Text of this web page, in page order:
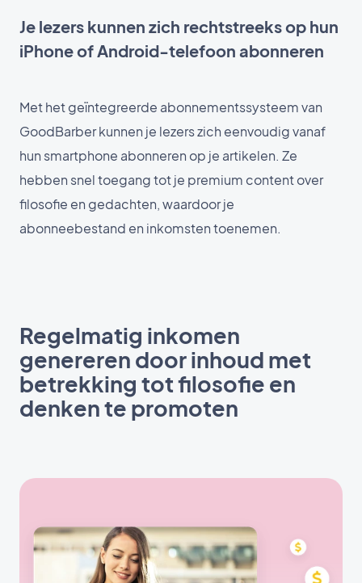
Je lezers kunnen zich rechtstreeks op hun
iPhone of Android-telefoon abonneren
Met het geïntegreerde abonnementssysteem van
GoodBarber kunnen je lezers zich eenvoudig vanaf
hun smartphone abonneren op je artikelen. Ze
hebben snel toegang tot je premium content over
filosofie en gedachten, waardoor je
abonneebestand en inkomsten toenemen.
Regelmatig inkomen
genereren door inhoud met
betrekking tot filosofie en
denken te promoten